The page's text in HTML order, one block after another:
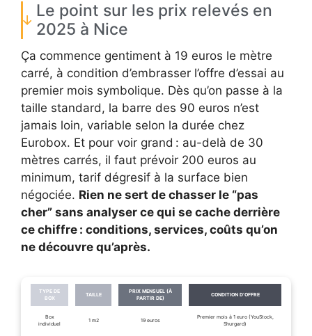
Le point sur les prix relevés en
2025 à Nice
Ça commence gentiment à 19 euros le mètre
carré, à condition d’embrasser l’offre d’essai au
premier mois symbolique. Dès qu’on passe à la
taille standard, la barre des 90 euros n’est
jamais loin, variable selon la durée chez
Eurobox. Et pour voir grand : au-delà de 30
mètres carrés, il faut prévoir 200 euros au
minimum, tarif dégresif à la surface bien
négociée. Rien ne sert de chasser le “pas
cher” sans analyser ce qui se cache derrière
ce chiffre : conditions, services, coûts qu’on
ne découvre qu’après.
TYPE DE
BOX
TAILLE
PRIX MENSUEL (À
PARTIR DE)
CONDITION D’OFFRE
Box
individuel
1 m2 19 euros
Premier mois à 1 euro (YouStock,
Shurgard)